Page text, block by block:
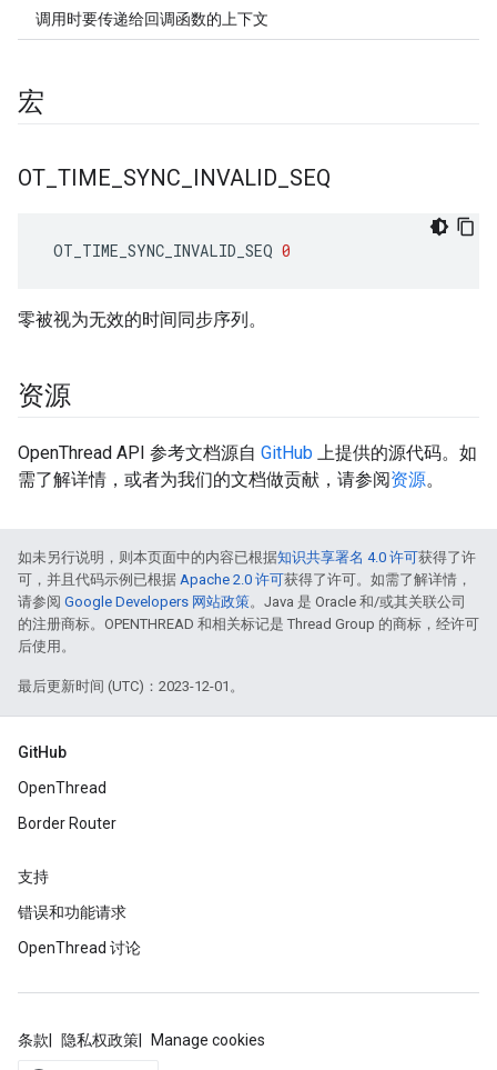
调用时要传递给回调函数的上下文
宏
OT TIME SYNC INVALID SEQ
OT_TIME_SYNC_INVALID_SEQ 0
零被视为无效的时间同步序列。
资源
OpenThread API 参考文档源自 GitHub 上提供的源代码。如
需了解详情，或者为我们的文档做贡献，请参阅资源。
如未另行说明，则本页面中的内容已根据知识共享署名 4.0 许可获得了许
可，并且代码示例已根据 Apache 2.0 许可获得了许可。如需了解详情，
请参阅 Google Developers 网站政策。Java 是 Oracle 和/或其关联公司
的注册商标。OPENTHREAD 和相关标记是 Thread Group 的商标，经许可
后使用。
最后更新时间 (UTC)：2023-12-01。
GitHub
OpenThread
Border Router
支持
错误和功能请求
OpenThread 讨论
条款 隐私权政策 Manage cookies